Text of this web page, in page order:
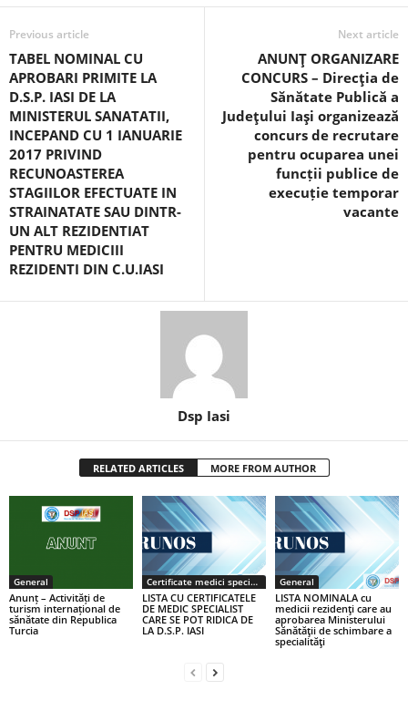
Previous article
TABEL NOMINAL CU
APROBARI PRIMITE LA
D.S.P. IASI DE LA
MINISTERUL SANATATII,
INCEPAND CU 1 IANUARIE
2017 PRIVIND
RECUNOASTEREA
STAGIILOR EFECTUATE IN
STRAINATATE SAU DINTR-
UN ALT REZIDENTIAT
PENTRU MEDICIII
REZIDENTI DIN C.U.IASI
Next article
ANUNŢ ORGANIZARE
CONCURS – Direcţia de
Sănătate Publică a
Judeţului Iaşi organizează
concurs de recrutare
pentru ocuparea unei
funcții publice de
execuție temporar
vacante
Dsp Iasi
RELATED ARTICLES MORE FROM AUTHOR
General
Anunț – Activități de
turism internațional de
sănătate din Republica
Turcia
Certificate medici specialiști / primari
LISTA CU CERTIFICATELE
DE MEDIC SPECIALIST
CARE SE POT RIDICA DE
LA D.S.P. IASI
General
LISTA NOMINALA cu
medicii rezidenţi care au
aprobarea Ministerului
Sănătăţii de schimbare a
specialităţi